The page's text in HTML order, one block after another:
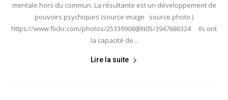
mentale hors du commun. La résultante est un développement de
pouvoirs psychiques (source image source photo )
https://www.flickr.com/photos/25330908@N05/3947686324 Ils ont
la capacité de...
Lire la suite